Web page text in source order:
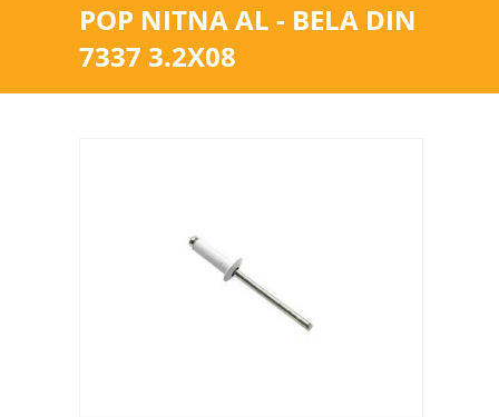
POP NITNA AL - BELA DIN
7337 3.2X08